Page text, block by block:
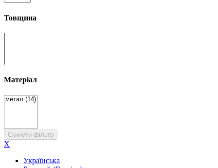
Товщина
Матеріал
Скинути фільтр
X
Українська